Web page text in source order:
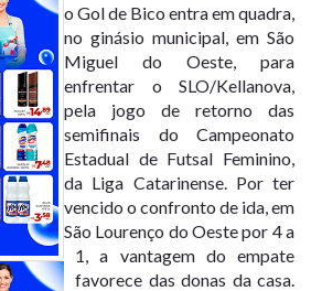
o Gol de Bico entra em quadra,
no ginásio municipal, em São
Miguel do Oeste, para
enfrentar o SLO/Kellanova,
pela jogo de retorno das
semifinais do Campeonato
Estadual de Futsal Feminino,
da Liga Catarinense. Por ter
vencido o confronto de ida, em
São Lourenço do Oeste por 4 a
1, a vantagem do empate
favorece das donas da casa.